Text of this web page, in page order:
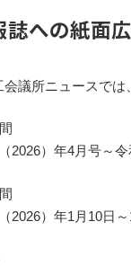
誌への紙面
会議所ニュースで
2026）年4月号～令
2026）年1月10日